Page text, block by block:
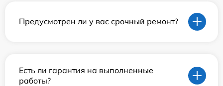
Предусмотрен ли у вас срочный ремонт?
Есть ли гарантия на выполненные
работы?